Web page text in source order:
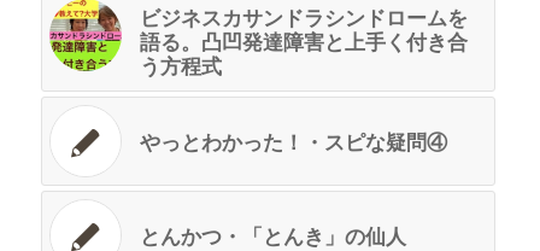
ビジネスカサンドラシンドロームを
語る。凸凹発達障害と上手く付き合
う方程式
やっとわかった！・スピな疑問④
とんかつ・「とんき」の仙人